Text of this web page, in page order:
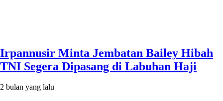
Irpannusir Minta Jembatan Bailey Hibah
TNI Segera Dipasang di Labuhan Haji
2 bulan yang lalu